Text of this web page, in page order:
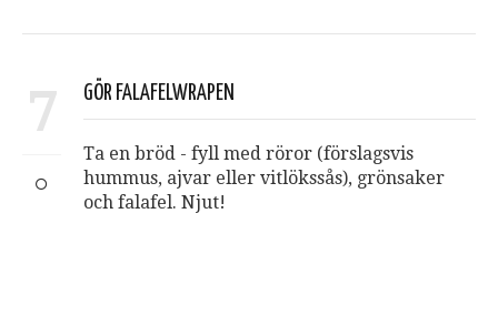
7 GÖR FALAFELWRAPEN
Ta en bröd - fyll med röror (förslagsvis
hummus, ajvar eller vitlökssås), grönsaker
och falafel. Njut!